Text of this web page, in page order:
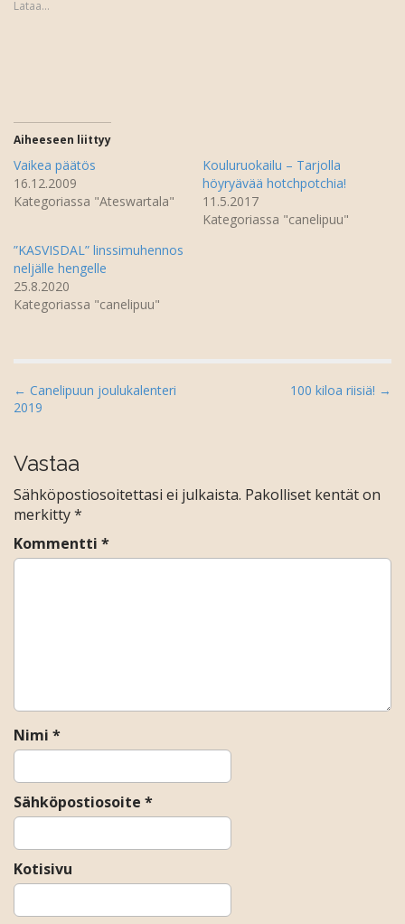
e
u
t
u
u
u
u
d
e
a
i
k
k
u
n
a
)
a
u
t
u
u
u
s
a
i
k
u
a
Lataa...
Aiheeseen liittyy
Vaikea päätös
16.12.2009
Kategoriassa "Ateswartala"
Kouluruokailu – Tarjolla
höyryävää hotchpotchia!
11.5.2017
Kategoriassa "canelipuu"
”KASVISDAL” linssimuhennos
neljälle hengelle
25.8.2020
Kategoriassa "canelipuu"
P
o
t
n
a
v
i
← Canelipuun joulukalenteri
2019
100 kiloa riisiä! →
Vastaa
Sähköpostiosoitettasi ei julkaista. Pakolliset kentät on
merkitty*
Kommentti *
Nimi *
Sähköpostiosoite *
Kotisivu